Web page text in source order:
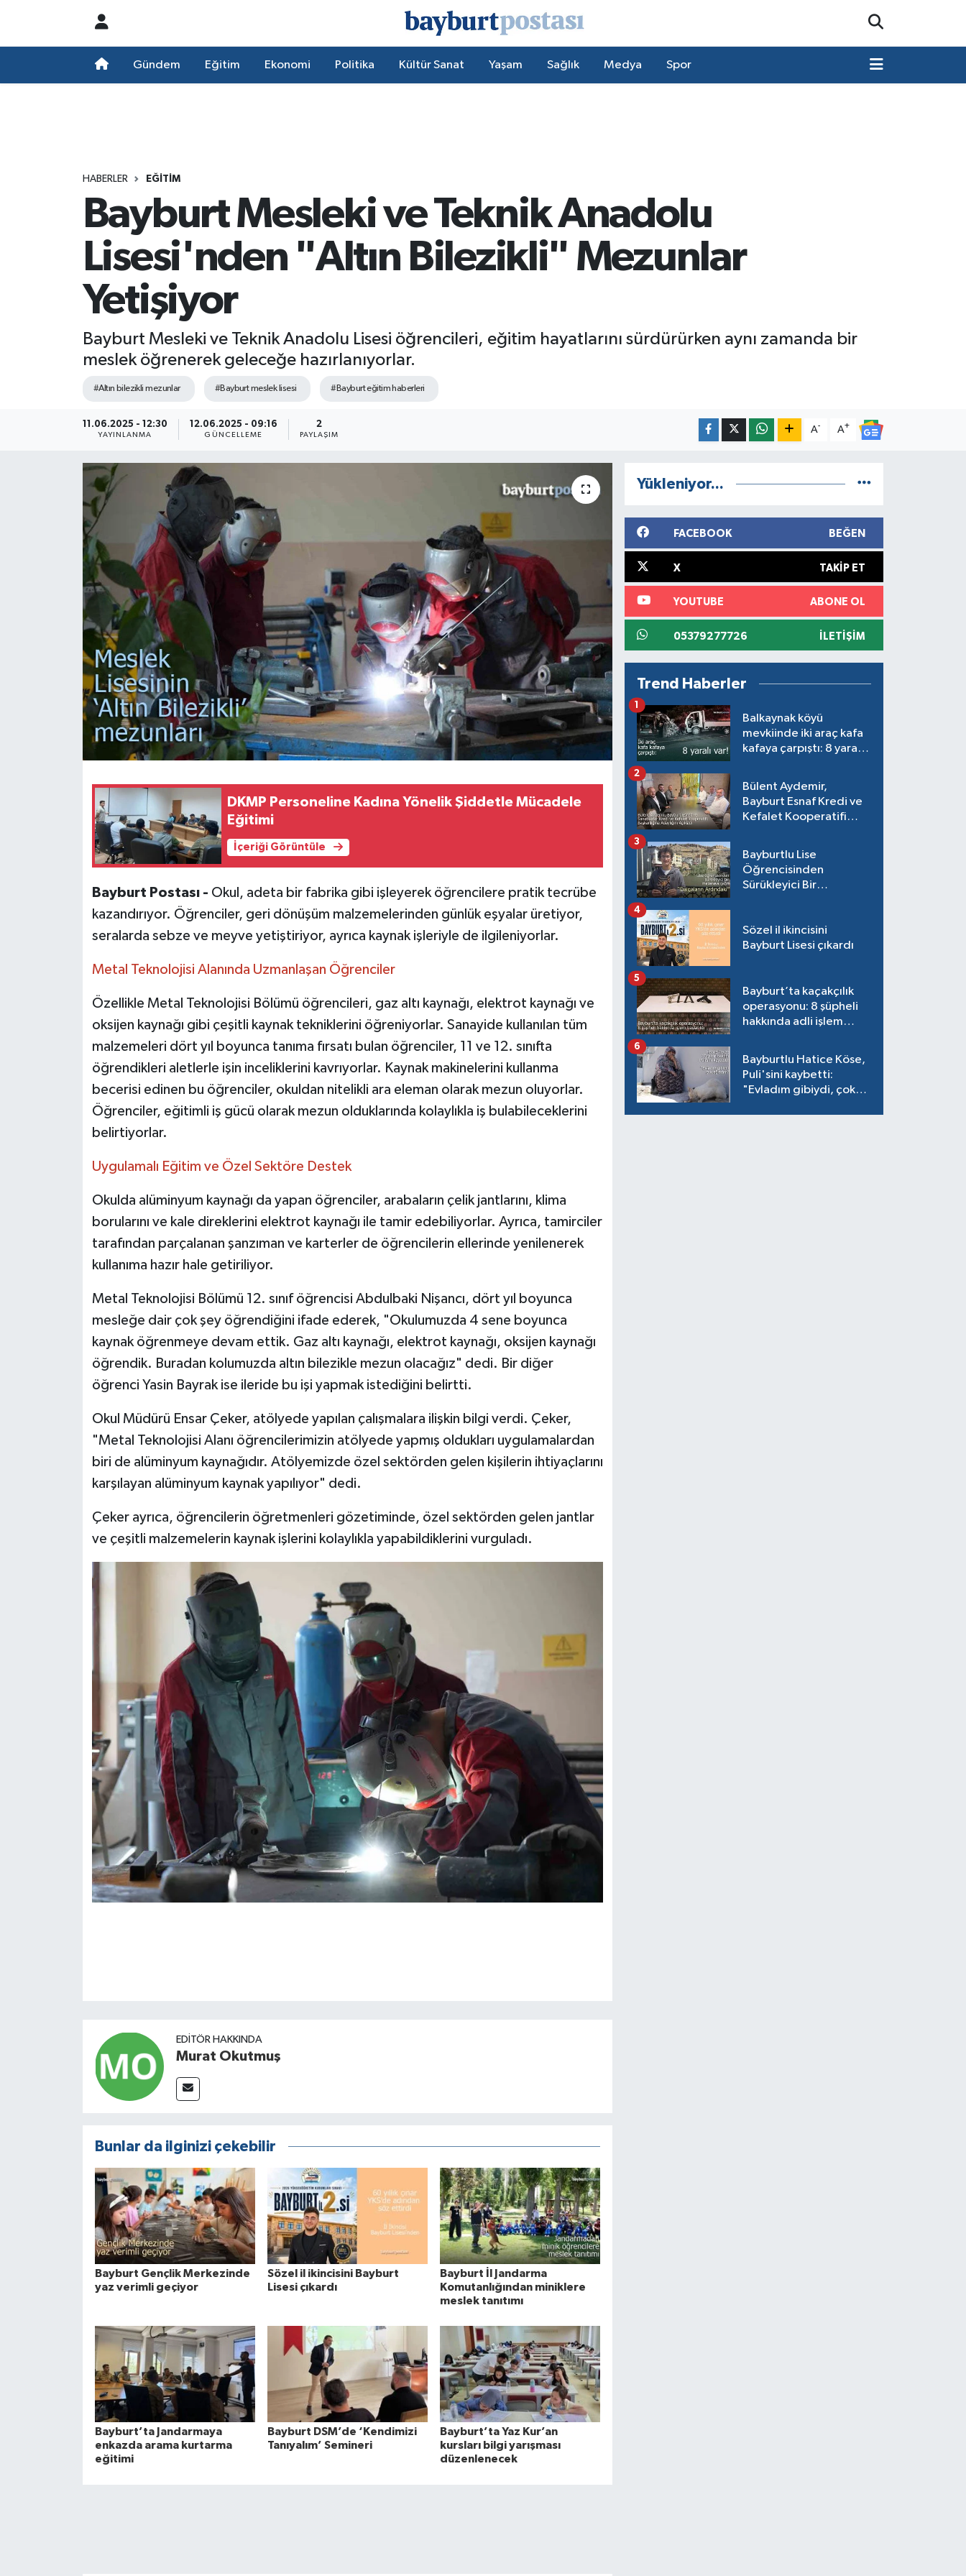
Gündem Eğitim Ekonomi Politika Kültür Sanat Yaşam Sağlık Medya Spor
HABERLER EĞITIM
Bayburt Mesleki ve Teknik Anadolu
Lisesi'nden "Altın Bilezikli" Mezunlar
Yetişiyor
Bayburt Mesleki ve Teknik Anadolu Lisesi öğrencileri, eğitim hayatlarını sürdürürken aynı zamanda bir
meslek öğrenerek geleceğe hazırlanıyorlar.
#Altın bilezikli mezunlar #Bayburt meslek lisesi #Bayburt eğitim haberleri
11.06.2025 - 12:30
YAYINLANMA
12.06.2025 - 09:16
GÜNCELLEME
2
PAYLAŞIM
A- A+
DKMP Personeline Kadına Yönelik Şiddetle Mücadele
Eğitimi
İçeriği Görüntüle
Bayburt Postası - Okul, adeta bir fabrika gibi işleyerek öğrencilere pratik tecrübe
kazandırıyor. Öğrenciler, geri dönüşüm malzemelerinden günlük eşyalar üretiyor,
seralarda sebze ve meyve yetiştiriyor, ayrıca kaynak işleriyle de ilgileniyorlar.
Metal Teknolojisi Alanında Uzmanlaşan Öğrenciler
Özellikle Metal Teknolojisi Bölümü öğrencileri, gaz altı kaynağı, elektrot kaynağı ve
oksijen kaynağı gibi çeşitli kaynak tekniklerini öğreniyorlar. Sanayide kullanılan tüm
malzemeleri dört yıl boyunca tanıma fırsatı bulan öğrenciler, 11 ve 12. sınıfta
öğrendikleri aletlerle işin inceliklerini kavrıyorlar. Kaynak makinelerini kullanma
becerisi edinen bu öğrenciler, okuldan nitelikli ara eleman olarak mezun oluyorlar.
Öğrenciler, eğitimli iş gücü olarak mezun olduklarında kolaylıkla iş bulabileceklerini
belirtiyorlar.
Uygulamalı Eğitim ve Özel Sektöre Destek
Okulda alüminyum kaynağı da yapan öğrenciler, arabaların çelik jantlarını, klima
borularını ve kale direklerini elektrot kaynağı ile tamir edebiliyorlar. Ayrıca, tamirciler
tarafından parçalanan şanzıman ve karterler de öğrencilerin ellerinde yenilenerek
kullanıma hazır hale getiriliyor.
Metal Teknolojisi Bölümü 12. sınıf öğrencisi Abdulbaki Nişancı, dört yıl boyunca
mesleğe dair çok şey öğrendiğini ifade ederek, "Okulumuzda 4 sene boyunca
kaynak öğrenmeye devam ettik. Gaz altı kaynağı, elektrot kaynağı, oksijen kaynağı
öğrendik. Buradan kolumuzda altın bilezikle mezun olacağız" dedi. Bir diğer
öğrenci Yasin Bayrak ise ileride bu işi yapmak istediğini belirtti.
Okul Müdürü Ensar Çeker, atölyede yapılan çalışmalara ilişkin bilgi verdi. Çeker,
"Metal Teknolojisi Alanı öğrencilerimizin atölyede yapmış oldukları uygulamalardan
biri de alüminyum kaynağıdır. Atölyemizde özel sektörden gelen kişilerin ihtiyaçlarını
karşılayan alüminyum kaynak yapılıyor" dedi.
Çeker ayrıca, öğrencilerin öğretmenleri gözetiminde, özel sektörden gelen jantlar
ve çeşitli malzemelerin kaynak işlerini kolaylıkla yapabildiklerini vurguladı.
EDITÖR HAKKINDA
Murat Okutmuş
Bunlar da ilginizi çekebilir
Bayburt Gençlik Merkezinde
yaz verimli geçiyor
Sözel il ikincisini Bayburt
Lisesi çıkardı
Bayburt İl Jandarma
Komutanlığından miniklere
meslek tanıtımı
Bayburt’ta Jandarmaya
enkazda arama kurtarma
eğitimi
Bayburt DSM’de ‘Kendimizi
Tanıyalım’ Semineri
Bayburt’ta Yaz Kur’an
kursları bilgi yarışması
düzenlenecek
Yükleniyor...
FACEBOOK BEĞEN
X TAKIP ET
YOUTUBE ABONE OL
05379277726 İLETIŞIM
Trend Haberler
Balkaynak köyü
mevkiinde iki araç kafa
kafaya çarpıştı: 8 yaralı
1
Bülent Aydemir,
Bayburt Esnaf Kredi ve
Kefalet Kooperatifi
2
Bayburtlu Lise
Öğrencisinden
Sürükleyici Bir
3
Sözel il ikincisini
Bayburt Lisesi çıkardı
4
Bayburt’ta kaçakçılık
operasyonu: 8 şüpheli
hakkında adli işlem
5
Bayburtlu Hatice Köse,
Puli'sini kaybetti:
"Evladım gibiydi, çok
6
Süper Lig Puan Durumu ve Fikstür
Tüm Manşetler
Son Dakika Haberleri
Haber Arşivi